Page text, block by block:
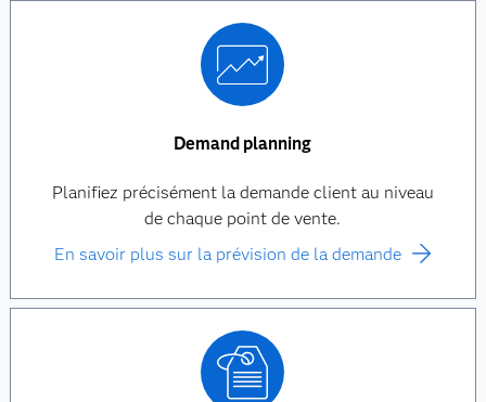
Demand planning
Planifiez précisément la demande client au niveau
de chaque point de vente.
En savoir plus sur la prévision de la demande